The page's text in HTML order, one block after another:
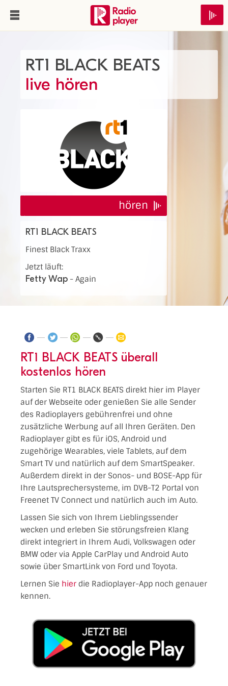
RT1 BLACK BEATS
live hören
hören
RT1 BLACK BEATS
Finest Black Traxx
Jetzt läuft:
Fetty Wap - Again
RT1 BLACK BEATS überall
kostenlos hören
Starten Sie RT1 BLACK BEATS direkt hier im Player
auf der Webseite oder genießen Sie alle Sender
des Radioplayers gebührenfrei und ohne
zusätzliche Werbung auf all Ihren Geräten. Den
Radioplayer gibt es für iOS, Android und
zugehörige Wearables, viele Tablets, auf dem
Smart TV und natürlich auf dem SmartSpeaker.
Außerdem direkt in der Sonos- und BOSE-App für
Ihre Lautsprechersysteme, im DVB-T2 Portal von
Freenet TV Connect und natürlich auch im Auto.
Lassen Sie sich von Ihrem Lieblingssender
wecken und erleben Sie störungsfreien Klang
direkt integriert in Ihrem Audi, Volkswagen oder
BMW oder via Apple CarPlay und Android Auto
sowie über SmartLink von Ford und Toyota.
Lernen Sie hier die Radioplayer-App noch genauer
kennen.